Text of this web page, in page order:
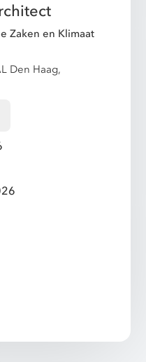
Zaken en Klimaat
Den Haag,